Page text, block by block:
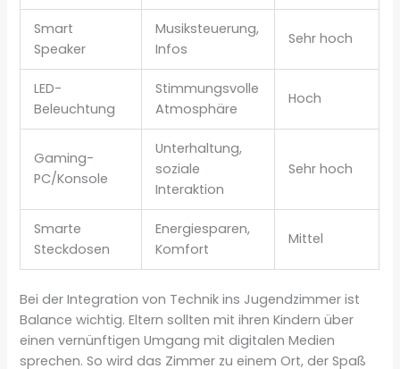
Smart
Speaker
Musiksteuerung,
Infos
Sehr hoch
LED-
Beleuchtung
Stimmungsvolle
Atmosphäre
Hoch
Gaming-
PC/Konsole
Unterhaltung,
soziale
Interaktion
Sehr hoch
Smarte
Steckdosen
Energiesparen,
Komfort
Mittel
Bei der Integration von Technik ins Jugendzimmer ist
Balance wichtig. Eltern sollten mit ihren Kindern über
einen vernünftigen Umgang mit digitalen Medien
sprechen. So wird das Zimmer zu einem Ort, der Spaß